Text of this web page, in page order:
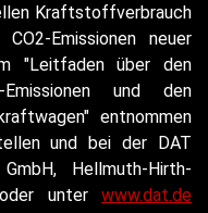
Kraftstoffverbrauch
Emissionen neuer
"Leitfaden über den
und den
entnommen
und bei der DAT
Hellmuth-Hirth-
unter www.dat.de